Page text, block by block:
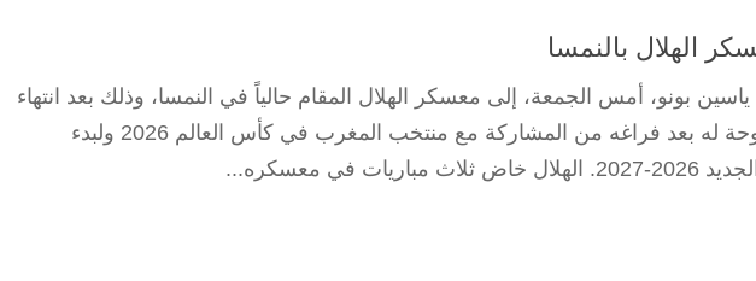
الهلال بالنمسا
ياسين بونو، أمس الجمعة، إلى معسكر الهلال المقام حالياً في النمسا، وذلك بعد انتهاء
الإجازة الخاصة الممنوحة له بعد فراغه من المشاركة مع منتخب المغرب في كأس العالم 2026 ولبدء
في معسكره...